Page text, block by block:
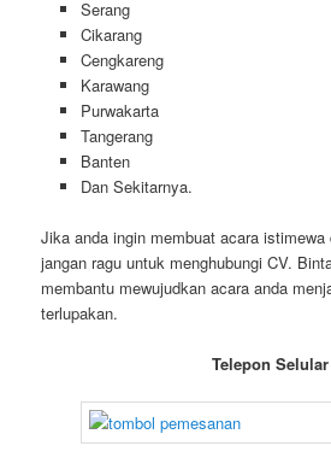
Serang
Cikarang
Cengkareng
Karawang
Purwakarta
Tangerang
Banten
Dan Sekitarnya.
Jika anda ingin membuat acara
jangan ragu untuk menghubungi CV.
membantu mewujudkan acara anda
terlupakan.
Telepon Selular